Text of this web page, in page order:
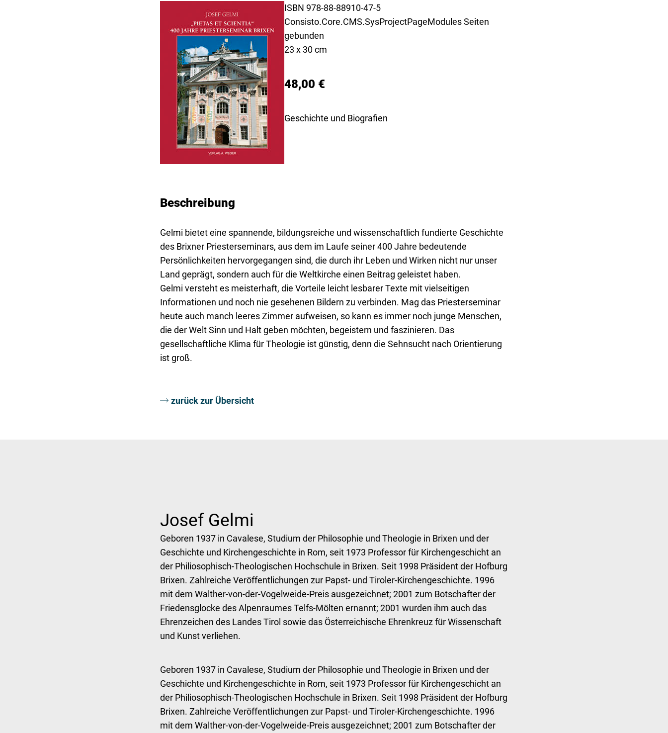
ISBN 978-88-88910-47-5
Consisto.Core.CMS.SysProjectPageModules Seiten
gebunden
23 x 30 cm
48,00 €
Geschichte und Biografien
Beschreibung
Gelmi bietet eine spannende, bildungsreiche und wissenschaftlich fundierte Geschichte
des Brixner Priesterseminars, aus dem im Laufe seiner 400 Jahre bedeutende
Persönlichkeiten hervorgegangen sind, die durch ihr Leben und Wirken nicht nur unser
Land geprägt, sondern auch für die Weltkirche einen Beitrag geleistet haben.
Gelmi versteht es meisterhaft, die Vorteile leicht lesbarer Texte mit vielseitigen
Informationen und noch nie gesehenen Bildern zu verbinden. Mag das Priesterseminar
heute auch manch leeres Zimmer aufweisen, so kann es immer noch junge Menschen,
die der Welt Sinn und Halt geben möchten, begeistern und faszinieren. Das
gesellschaftliche Klima für Theologie ist günstig, denn die Sehnsucht nach Orientierung
ist groß.
zurück zur Übersicht
Josef Gelmi
Geboren 1937 in Cavalese, Studium der Philosophie und Theologie in Brixen und der
Geschichte und Kirchengeschichte in Rom, seit 1973 Professor für Kirchengeschicht an
der Philiosophisch-Theologischen Hochschule in Brixen. Seit 1998 Präsident der Hofburg
Brixen. Zahlreiche Veröffentlichungen zur Papst- und Tiroler-Kirchengeschichte. 1996
mit dem Walther-von-der-Vogelweide-Preis ausgezeichnet; 2001 zum Botschafter der
Friedensglocke des Alpenraumes Telfs-Mölten ernannt; 2001 wurden ihm auch das
Ehrenzeichen des Landes Tirol sowie das Österreichische Ehrenkreuz für Wissenschaft
und Kunst verliehen.
Geboren 1937 in Cavalese, Studium der Philosophie und Theologie in Brixen und der
Geschichte und Kirchengeschichte in Rom, seit 1973 Professor für Kirchengeschicht an
der Philiosophisch-Theologischen Hochschule in Brixen. Seit 1998 Präsident der Hofburg
Brixen. Zahlreiche Veröffentlichungen zur Papst- und Tiroler-Kirchengeschichte. 1996
mit dem Walther-von-der-Vogelweide-Preis ausgezeichnet; 2001 zum Botschafter der